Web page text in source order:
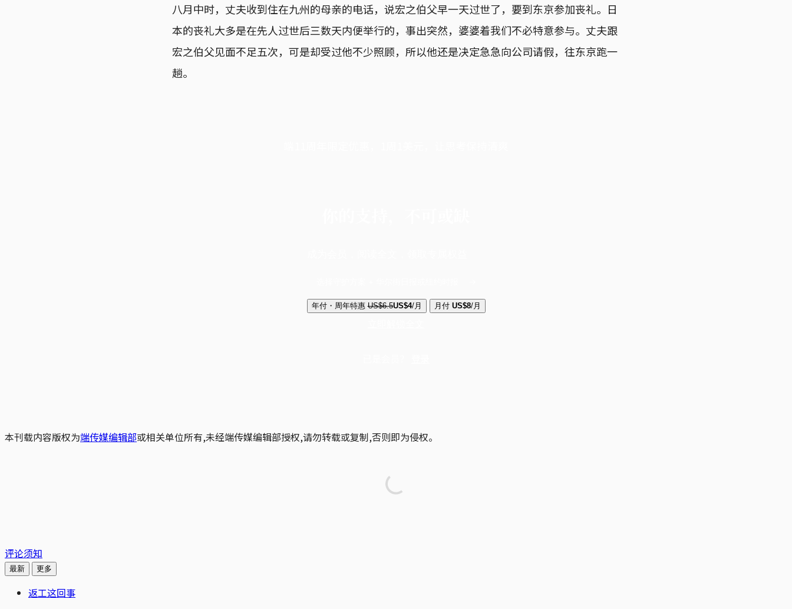
八月中时，丈夫收到住在九州的母亲的电话，说宏之伯父早一天过世了，要到东京参加丧礼。日
本的丧礼大多是在先人过世后三数天内便举行的，事出突然，婆婆着我们不必特意参与。丈夫跟
宏之伯父见面不足五次，可是却受过他不少照顾，所以他还是决定急急向公司请假，往东京跑一
趟。
年付・周年特惠 US$6.5US$4/月 月付 US$8/月
本刊载内容版权为端传媒编辑部或相关单位所有,未经端传媒编辑部授权,请勿转载或复制,否则即为侵权。
评论须知
最新 更多
返工这回事